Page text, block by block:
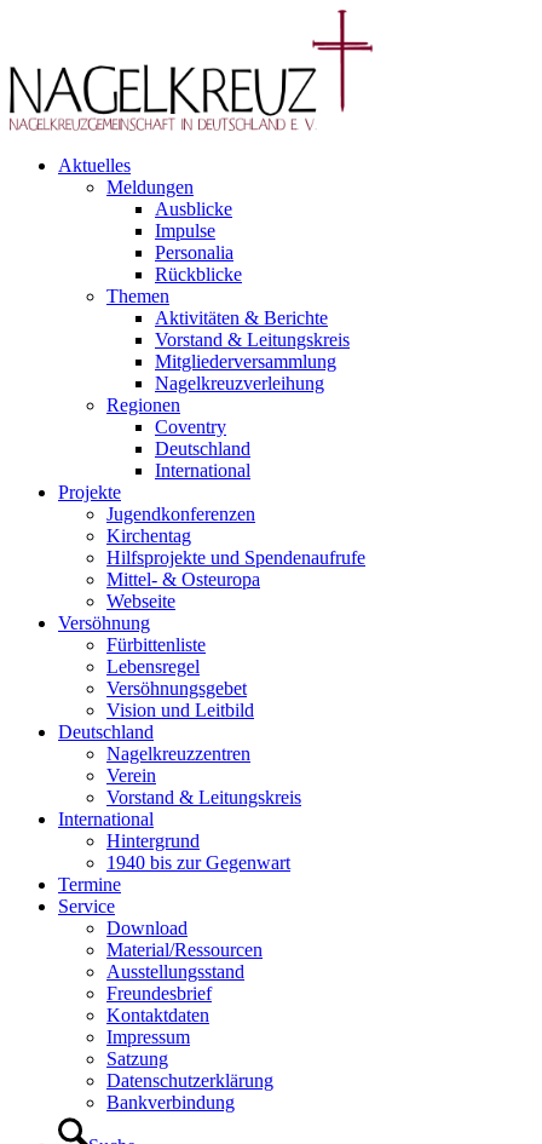
Aktuelles
Meldungen
Ausblicke
Impulse
Personalia
Rückblicke
Themen
Aktivitäten & Berichte
Vorstand & Leitungskreis
Mitgliederversammlung
Nagelkreuzverleihung
Regionen
Coventry
Deutschland
International
Projekte
Jugendkonferenzen
Kirchentag
Hilfsprojekte und Spendenaufrufe
Mittel- & Osteuropa
Webseite
Versöhnung
Fürbittenliste
Lebensregel
Versöhnungsgebet
Vision und Leitbild
Deutschland
Nagelkreuzzentren
Verein
Vorstand & Leitungskreis
International
Hintergrund
1940 bis zur Gegenwart
Termine
Service
Download
Material/Ressourcen
Ausstellungsstand
Freundesbrief
Kontaktdaten
Impressum
Satzung
Datenschutzerklärung
Bankverbindung